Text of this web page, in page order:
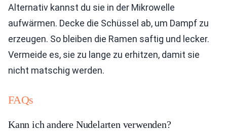
Alternativ kannst du sie in der Mikrowelle
aufwärmen. Decke die Schüssel ab, um Dampf zu
erzeugen. So bleiben die Ramen saftig und lecker.
Vermeide es, sie zu lange zu erhitzen, damit sie
nicht matschig werden.
FAQs
Kann ich andere Nudelarten verwenden?